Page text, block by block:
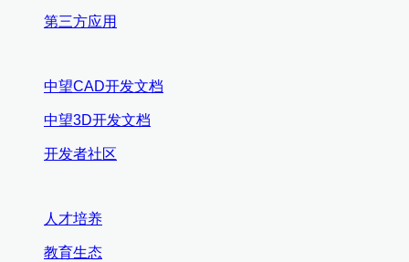
第三方应用
中望CAD开发文档
中望3D开发文档
开发者社区
人才培养
教育生态